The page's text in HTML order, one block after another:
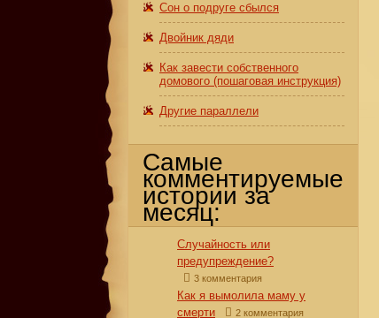
Сон о подруге сбылся
Двойник дяди
Как завести собственного
домового (пошаговая инструкция)
Другие параллели
Самые
комментируемые
истории за
месяц:
Случайность или
предупреждение?
3 комментария
Как я вымолила маму у
смерти
2 комментария